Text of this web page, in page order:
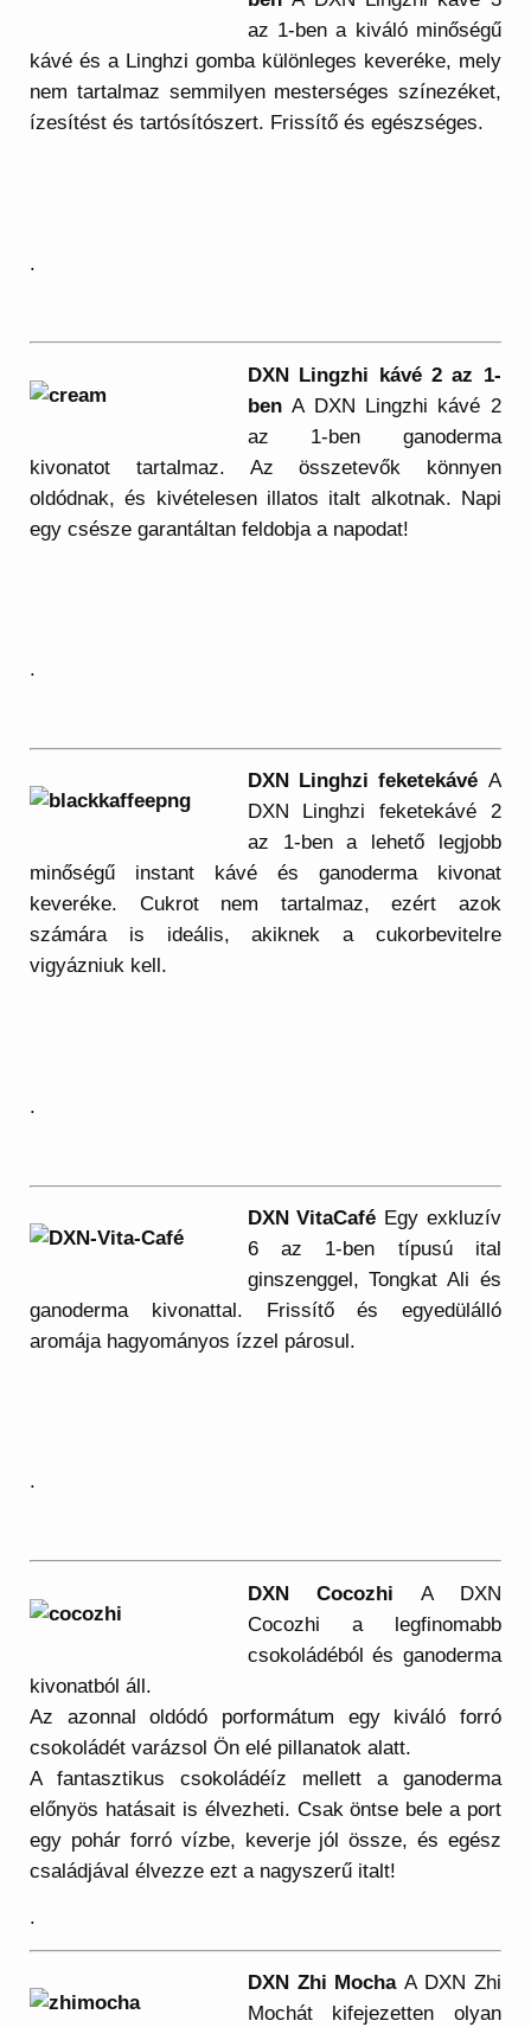
az 1-ben a kiváló minőségű
kávé és a Linghzi gomba különleges keveréke, mely
nem tartalmaz semmilyen mesterséges színezéket,
ízesítést és tartósítószert. Frissítő és egészséges.
.
DXN Lingzhi kávé 2 az 1-
benA DXN Lingzhi kávé 2
az 1-ben ganoderma
kivonatot tartalmaz. Az összetevők könnyen
oldódnak, és kivételesen illatos italt alkotnak. Napi
egy csésze garantáltan feldobja a napodat!
.
DXN Linghzi feketekávé A
DXN Linghzi feketekávé 2
az 1-ben a lehető legjobb
minőségű instant kávé és ganoderma kivonat
keveréke. Cukrot nem tartalmaz, ezért azok
számára is ideális, akiknek a cukorbevitelre
vigyázniuk kell.
.
DXN VitaCafé Egy exkluzív
6 az 1-ben típusú ital
ginszenggel, Tongkat Ali és
ganoderma kivonattal. Frissítő és egyedülálló
aromája hagyományos ízzel párosul.
.
DXN Cocozhi A DXN
Cocozhi a legfinomabb
csokoládéból és ganoderma
kivonatból áll.
Az azonnal oldódó porformátum egy kiváló forró
csokoládét varázsol Ön elé pillanatok alatt.
A fantasztikus csokoládéíz mellett a ganoderma
előnyös hatásait is élvezheti. Csak öntse bele a port
egy pohár forró vízbe, keverje jól össze, és egész
családjával élvezze ezt a nagyszerű italt!
.
DXN Zhi MochaA DXN Zhi
Mochát kifejezetten olyan